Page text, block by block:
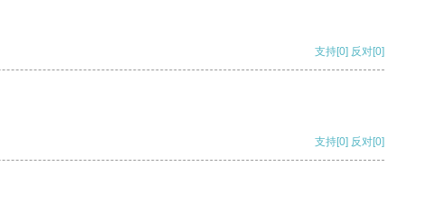
支持[0] 反对[0]
支持[0] 反对[0]